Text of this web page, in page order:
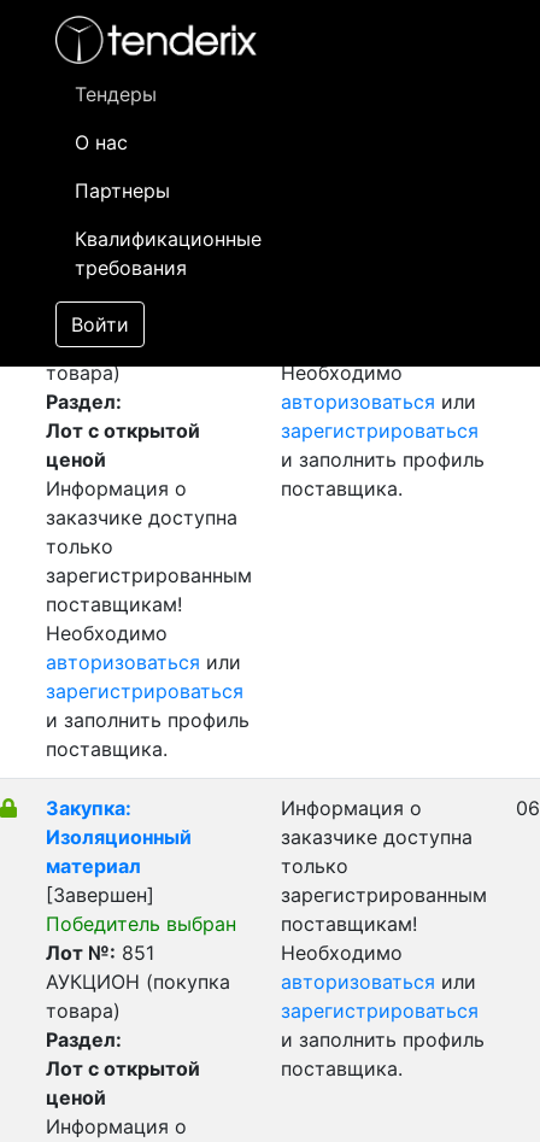
Тендеры
О нас
Партнеры
Квалификационные
требования
Войти
- активный лот
- сохраненный лот (не опубликован)
Закупка: Розетка
Щитовая [Завершен]
Победитель выбран
Лот №:852
АУКЦИОН (покупка
товара)
Раздел:
Лот с открытой
ценой
Информация о
заказчике доступна
только
зарегистрированным
поставщикам!
Необходимо
авторизоваться или
зарегистрироваться
и заполнить профиль
поставщика.
Необходимо
авторизоваться или
зарегистрироваться
и заполнить профиль
поставщика.
Закупка:
Изоляционный
материал
[Завершен]
Победитель выбран
Лот №: 851
АУКЦИОН (покупка
товара)
Раздел:
Лот с открытой
ценой
Информация о
Информация о
заказчике доступна
только
зарегистрированным
поставщикам!
Необходимо
авторизоваться или
зарегистрироваться
и заполнить профиль
поставщика.